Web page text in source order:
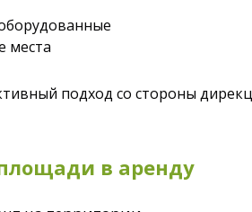
в аренду
подход со стороны
места